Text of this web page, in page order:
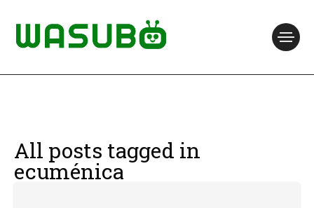
All posts tagged in
ecuménica